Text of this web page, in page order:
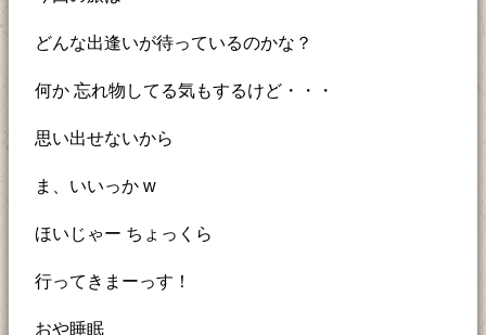
どんな出逢いが待っているのかな？
何か 忘れ物してる気もするけど・・・
思い出せないから
ま、いいっか w
ほいじゃー ちょっくら
行ってきまーっす！
おや睡眠